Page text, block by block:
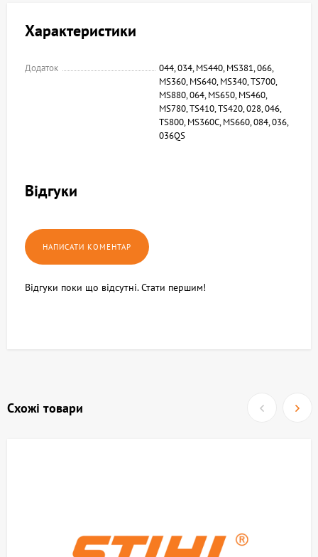
Характеристики
Додаток
044, 034, MS440, MS381, 066,
MS360, MS640, MS340, TS700,
MS880, 064, MS650, MS460,
MS780, TS410, TS420, 028, 046,
TS800, MS360C, MS660, 084, 036,
036QS
Відгуки
Відгуки поки що відсутні. Стати першим!
Схожі товари